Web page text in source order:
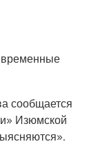
временные
сообщается
Изюмской